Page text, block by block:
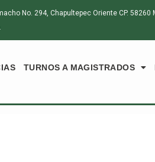
No. 294, Chapultepec Oriente CP. 58260
TURNOS A MAGISTRADOS